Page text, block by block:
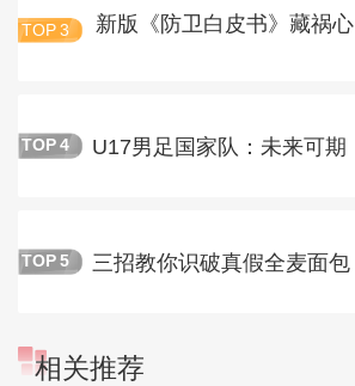
TOP 3 新版《防卫白皮书》藏祸心
TOP 4 U17男足国家队：未来可期
TOP 5 三招教你识破真假全麦面包
相关推荐